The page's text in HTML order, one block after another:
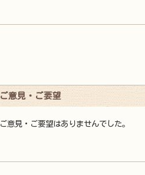
ご意見・ご要望
ご意見・ご要望はありませんでした。